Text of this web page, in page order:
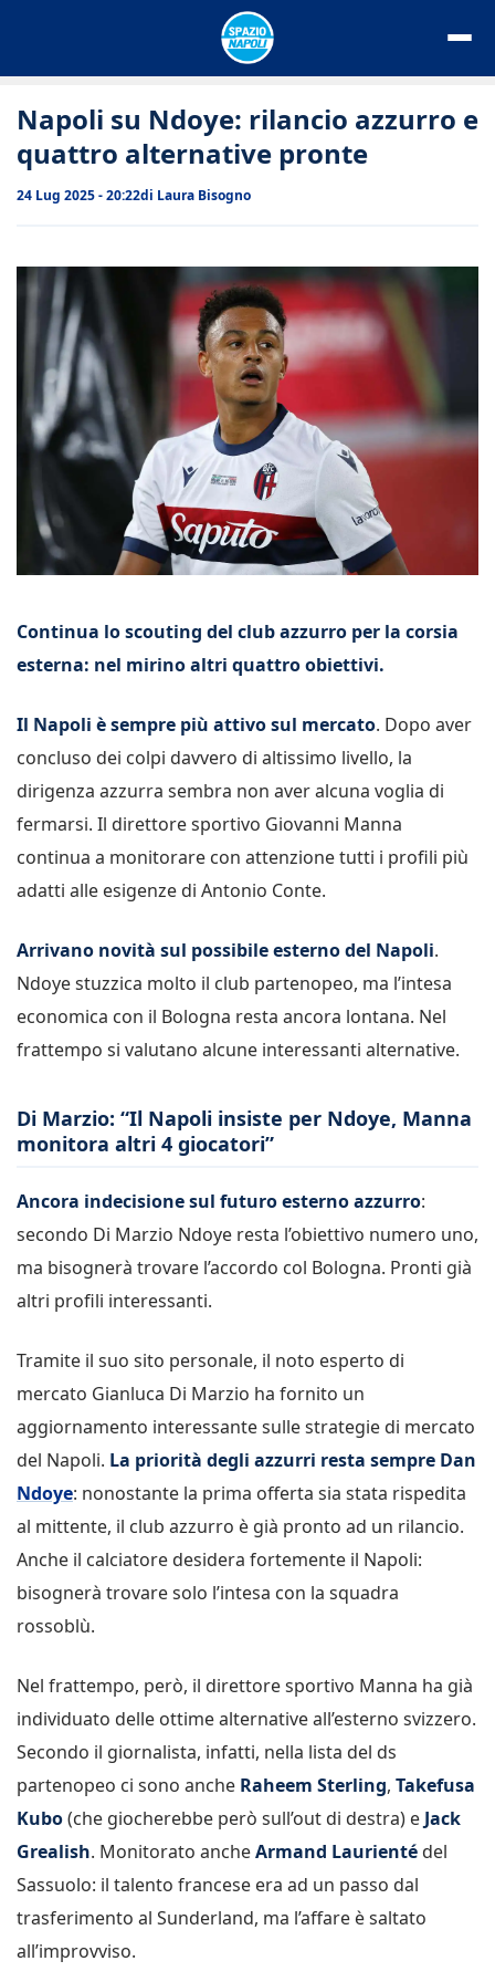
Napoli su Ndoye: rilancio azzurro e
quattro alternative pronte
24 Lug 2025 - 20:22di Laura Bisogno
Continua lo scouting del club azzurro per la corsia
esterna: nel mirino altri quattro obiettivi.
Il Napoli è sempre più attivo sul mercato. Dopo aver
concluso dei colpi davvero di altissimo livello, la
dirigenza azzurra sembra non aver alcuna voglia di
fermarsi. Il direttore sportivo Giovanni Manna
continua a monitorare con attenzione tutti i profili più
adatti alle esigenze di Antonio Conte.
Arrivano novità sul possibile esterno del Napoli.
Ndoye stuzzica molto il club partenopeo, ma l’intesa
economica con il Bologna resta ancora lontana. Nel
frattempo si valutano alcune interessanti alternative.
Di Marzio: “Il Napoli insiste per Ndoye, Manna
monitora altri 4 giocatori”
Ancora indecisione sul futuro esterno azzurro:
secondo Di Marzio Ndoye resta l’obiettivo numero uno,
ma bisognerà trovare l’accordo col Bologna. Pronti già
altri profili interessanti.
Tramite il suo sito personale, il noto esperto di
mercato Gianluca Di Marzio ha fornito un
aggiornamento interessante sulle strategie di mercato
del Napoli. La priorità degli azzurri resta sempre Dan
Ndoye: nonostante la prima offerta sia stata rispedita
al mittente, il club azzurro è già pronto ad un rilancio.
Anche il calciatore desidera fortemente il Napoli:
bisognerà trovare solo l’intesa con la squadra
rossoblù.
Nel frattempo, però, il direttore sportivo Manna ha già
individuato delle ottime alternative all’esterno svizzero.
Secondo il giornalista, infatti, nella lista del ds
partenopeo ci sono anche Raheem Sterling, Takefusa
Kubo(che giocherebbe però sull’out di destra) e Jack
Grealish. Monitorato ancheArmand Laurienté del
Sassuolo: il talento francese era ad un passo dal
trasferimento al Sunderland, ma l’affare è saltato
all’improvviso.